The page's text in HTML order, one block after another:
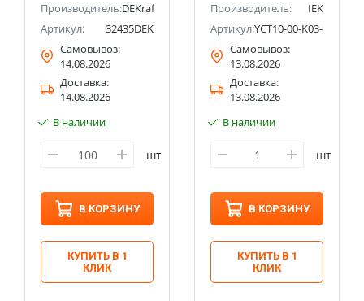
Производитель:DEKraft
Артикул:
32435DEK
Самовывоз:
14.08.2026
Доставка:
14.08.2026
В наличии
шт
В КОРЗИНУ
КУПИТЬ В 1
КЛИК
Производитель:
IEK
Артикул:YCT10-00-K03-002-EC-
Самовывоз:
13.08.2026
Доставка:
13.08.2026
В наличии
шт
В КОРЗИНУ
КУПИТЬ В 1
КЛИК